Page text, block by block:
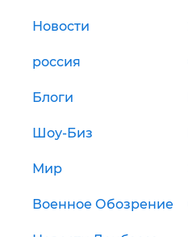
Новости
россия
Блоги
Шоу-Биз
Мир
Военное Обозрение